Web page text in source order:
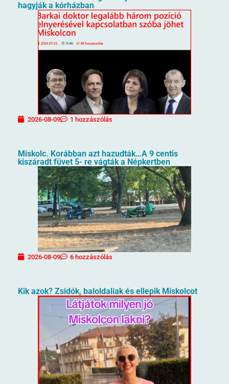
hagyják a kórházban
2026-08-09 1 hozzászólás
Miskolc. Korábban azt hazudták…A 9 centis
kiszáradt füvet 5- re vágták a Népkertben
2026-08-09 6 hozzászólás
Kik azok? Zsidók, baloldaliak és ellepik Miskolcot